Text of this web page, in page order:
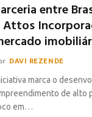
entre
Attos
DAVI REZENDE
marca o
de alto
em…